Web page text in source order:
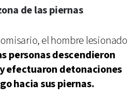
de las piernas
el hombre lesionado
personas descendieron
efectuaron detonaciones
hacia sus piernas.